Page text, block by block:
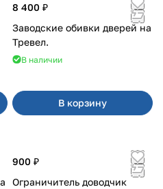
8 400 ₽
Заводские обивки дверей на
Тревел.
В наличии
В корзину
900 ₽
Ограничитель доводчик